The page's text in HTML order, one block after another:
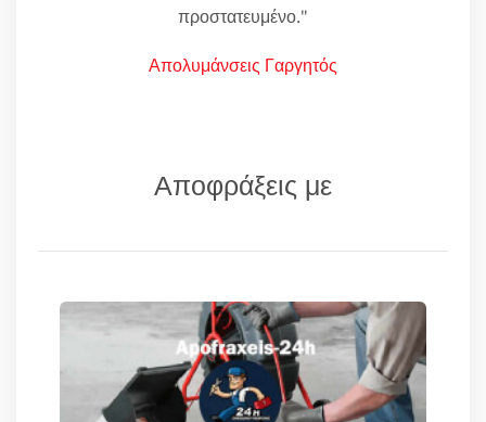
προστατευμένο."
Απολυμάνσεις Γαργητός
Αποφράξεις με